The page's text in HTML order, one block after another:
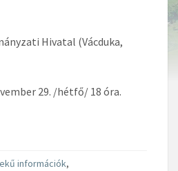
Hivatal (Vácduka,
29. /hétfő/ 18 óra.
információk,